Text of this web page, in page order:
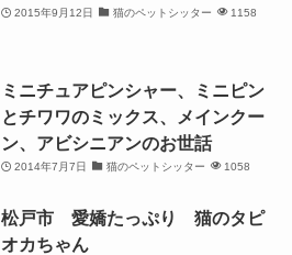
2015年9月12日 猫のペットシッター 1158
ミニチュアピンシャー、ミニピン
とチワワのミックス、メインクー
ン、アビシニアンのお世話
2014年7月7日 猫のペットシッター 1058
松戸市 愛嬌たっぷり 猫のタピ
オカちゃん